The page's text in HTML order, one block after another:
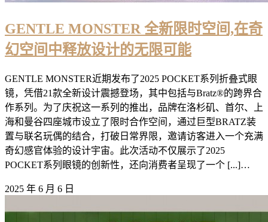
GENTLE MONSTER 全新限时空间,在奇
幻空间中释放设计的无限可能
GENTLE MONSTER近期发布了2025 POCKET系列折叠式眼
镜，凭借21款全新设计震撼登场，其中包括与Bratz®的跨界合
作系列。为了庆祝这一系列的推出，品牌在洛杉矶、首尔、上
海和曼谷四座城市设立了限时合作空间，通过巨型BRATZ装
置与联名玩偶的结合，打破日常界限，邀请访客进入一个充满
奇幻感官体验的设计宇宙。此次活动不仅展示了2025
POCKET系列眼镜的创新性，还向消费者呈现了一个 [...]…
2025 年 6 月 6 日